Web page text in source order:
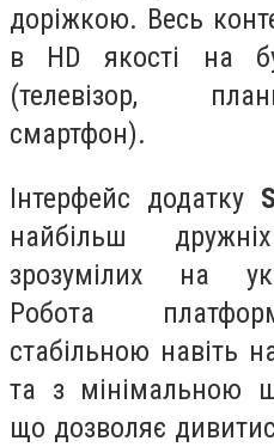
доріжкою. Весь
в HD якості на
(телевізор,
смартфон).
Інтерфейс додатку
найбільш
зрозумілих на
Робота
стабільною навіть
та з мінімальною
що дозволяє